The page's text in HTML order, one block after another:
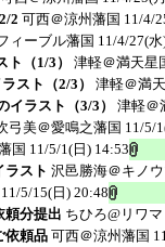
2 可西＠涼州藩国 11/4/
ィーブル藩国 11/4/27(
（1/3）
津軽＠満天星
スト（2/3）
津軽＠満
イラスト（3/3）
津軽＠
弓美＠愛鳴之藩国 11/5/
国 11/5/1(日) 14:53
ラスト 沢邑勝海＠キノ
11/5/15(日) 20:48
頼分提出 ちひろ@リワ
依頼品 可西＠涼州藩国